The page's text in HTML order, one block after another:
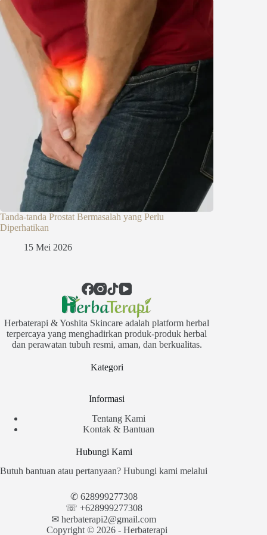
Tanda-tanda Prostat Bermasalah yang Perlu
Diperhatikan
15 Mei 2026
Herbaterapi & Yoshita Skincare adalah platform herbal
terpercaya yang menghadirkan produk-produk herbal
dan perawatan tubuh resmi, aman, dan berkualitas.
Kategori
Informasi
Tentang Kami
Kontak & Bantuan
Hubungi Kami
Butuh bantuan atau pertanyaan? Hubungi kami melalui
✆ 628999277308
☏ +628999277308
✉︎ herbaterapi2@gmail.com
Copyright © 2026 - Herbaterapi